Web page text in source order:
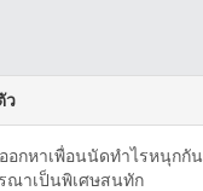
ว
อกหาเพื่อนนัดทำไรหนุกกั
ณาเป็นพิเศษสนทัก